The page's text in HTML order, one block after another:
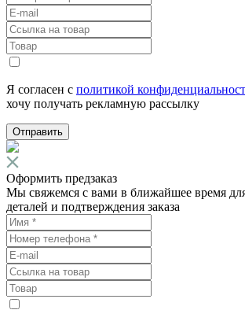
Я согласен с политикой
хочу получать рекламную рассылку
Отправить
Оформить предзаказ
Мы свяжемся с вами в ближайшее время
деталей и подтверждения заказа